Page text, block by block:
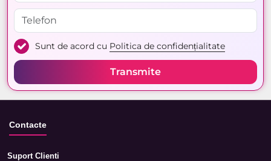
Sunt de acord cu Politica de confidențialitate
Transmite
Contacte
Suport Clienti